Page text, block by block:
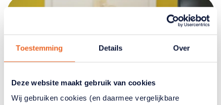
Toestemming Details Over
Deze website maakt gebruik van cookies
Wij gebruiken cookies (en daarmee vergelijkbare